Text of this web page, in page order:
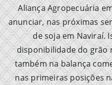
Aliança Agropecuária
anunciar, nas próximas
de soja em Naviraí.
disponibilidade do grão
também na balança
nas primeiras posições